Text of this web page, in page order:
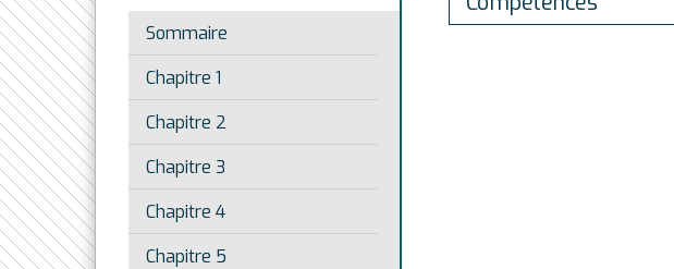
Sommaire
Chapitre 1
Chapitre 2
Chapitre 3
Chapitre 4
Chapitre 5